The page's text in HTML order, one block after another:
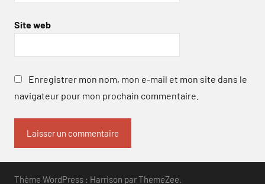
Site web
Enregistrer mon nom, mon e-mail et mon site dans le
navigateur pour mon prochain commentaire.
Thème WordPress : Harrison par ThemeZee.